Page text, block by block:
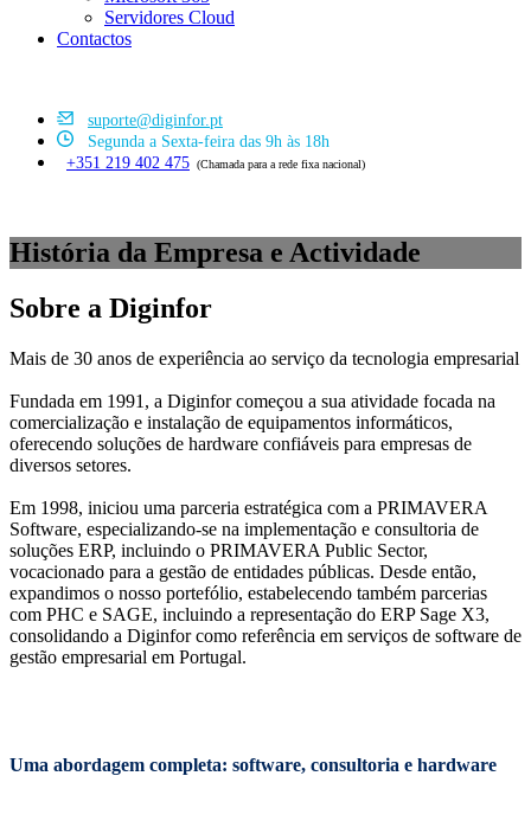
Servidores Cloud
Contactos
suporte@diginfor.pt
Segunda a Sexta-feira das 9h às 18h
+351 219 402 475 (Chamada para a rede fixa nacional)
História da Empresa e Actividade
Sobre a Diginfor
Mais de 30 anos de experiência ao serviço da tecnologia empresarial
Fundada em 1991, a Diginfor começou a sua atividade focada na
comercialização e instalação de equipamentos informáticos,
oferecendo soluções de hardware confiáveis para empresas de
diversos setores.
Em 1998, iniciou uma parceria estratégica com a PRIMAVERA
Software, especializando-se na implementação e consultoria de
soluções ERP, incluindo o PRIMAVERA Public Sector,
vocacionado para a gestão de entidades públicas. Desde então,
expandimos o nosso portefólio, estabelecendo também parcerias
com PHC e SAGE, incluindo a representação do ERP Sage X3,
consolidando a Diginfor como referência em serviços de software de
gestão empresarial em Portugal.
Uma abordagem completa: software, consultoria e hardware